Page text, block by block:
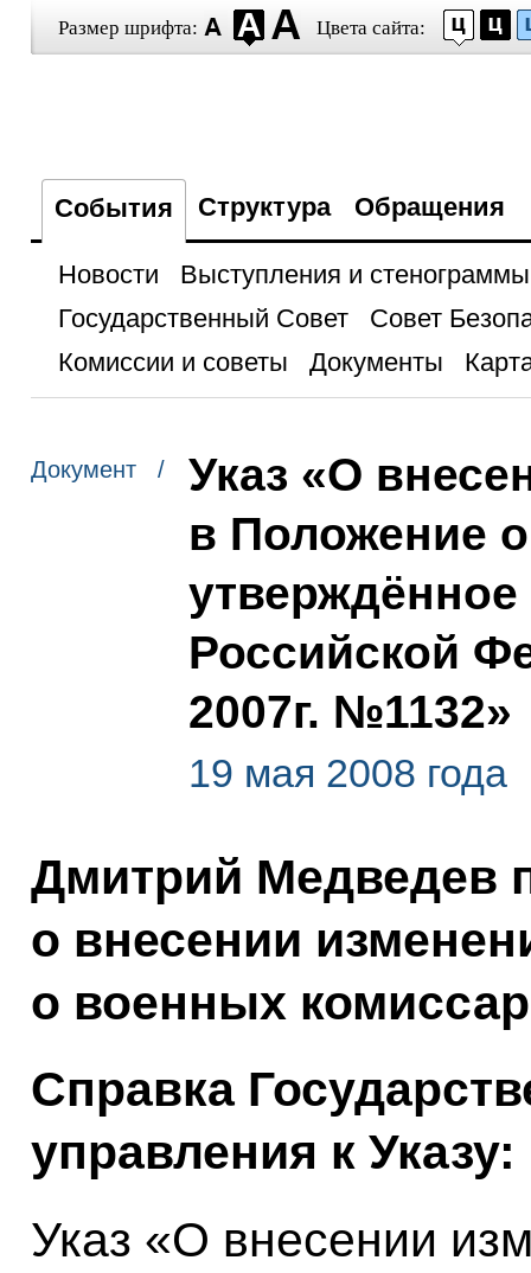
Размер шрифта: Цвета сайта:
События Структура Обращения
Новости
Выступления и стенограммы
Государственный Совет
Совет
Комиссии и советы
Документы
Документ /
Указ «О
в Положение
Российской
2007г. №1132»
19 мая 2008 года
Дмитрий Медведев
о внесении
о военных
Справка
управления к Указу:
Указ «О внесении